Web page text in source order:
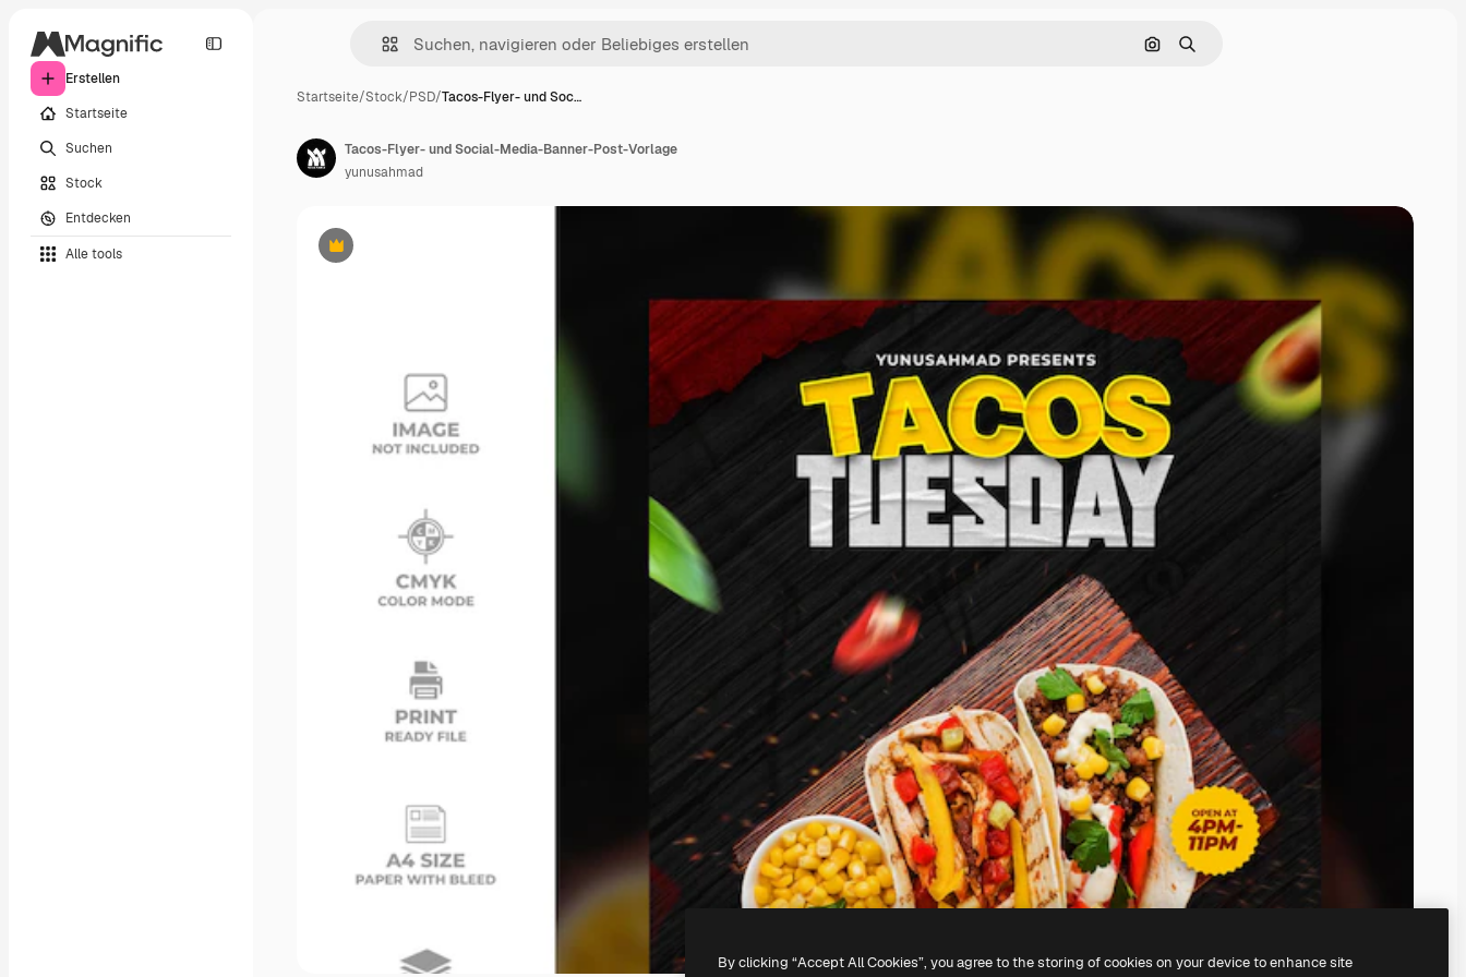
Erstellen
Startseite
Suchen
Stock
Entdecken
Alle tools
Nach Bild suchen
Suchen
Startseite/Stock/PSD/Tacos-Flyer- und Soc…
Premium
Tacos-Flyer- und Social-Media-Banner-Post-Vorlage
yunusahmad
By clicking “Accept All Cookies”, you agree to the storing of cookies on your device to enhance site